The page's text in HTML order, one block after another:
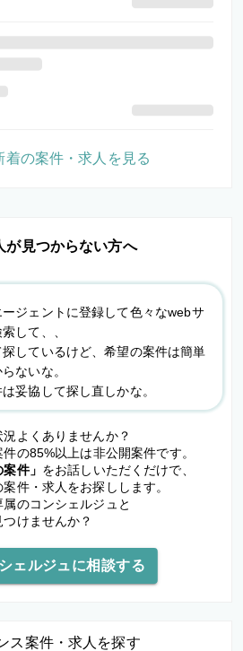
が見つからない方へ
ジェントに登録して色々なwebサ
して、、
しているけど、希望の案件は簡単
ないな。
妥協して探し直しかな。
よくありませんか？
の85%以上は非公開案件です。
件」 をお話しいただくだけで、
件・求人をお探しします。
のコンシェルジュと
つけませんか？
ェルジュに相談する
ス案件・求人を探す
着の案件・求人を見る